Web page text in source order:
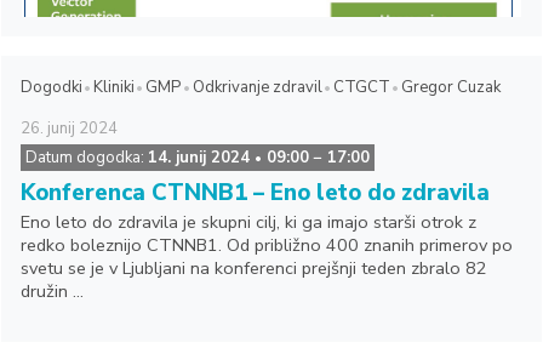
Dogodki Kliniki GMP Odkrivanje zdravil CTGCT
Gregor Cuzak
26. junij 2024
Datum dogodka: 14. junij 2024 • 09:00− 17:00
Konferenca CTNNB1 – Eno leto do zdravila
Eno leto do zdravila je skupni cilj, ki ga imajo starši otrok z
redko boleznijo CTNNB1. Od približno 400 znanih primerov po
svetu se je v Ljubljani na konferenci prejšnji teden zbralo 82
družin ...